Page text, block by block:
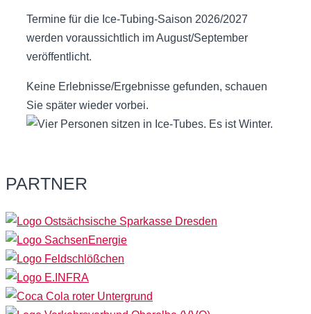
Termine für die Ice-Tubing-Saison 2026/2027
werden voraussichtlich im August/September
veröffentlicht.
Keine Erlebnisse/Ergebnisse gefunden, schauen
Sie später wieder vorbei.
PARTNER